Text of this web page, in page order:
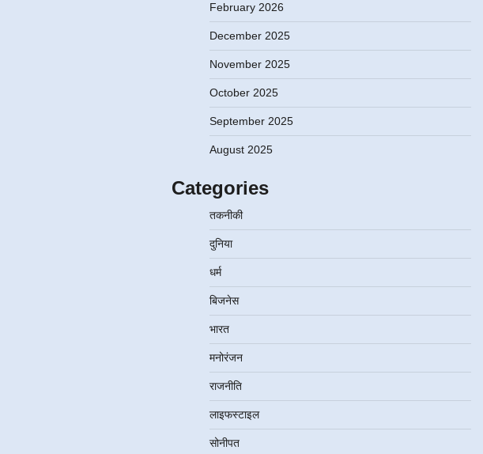
February 2026
December 2025
November 2025
October 2025
September 2025
August 2025
Categories
तकनीकी
दुनिया
धर्म
बिजनेस
भारत
मनोरंजन
राजनीति
लाइफस्टाइल
सोनीपत